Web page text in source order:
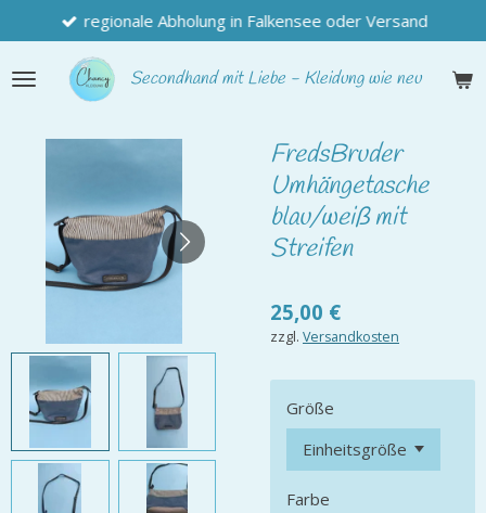
Hauptinhalt
springen
Secondhandmit Liebe - Kleidung wie neu
regionale Abholung in Falkensee oder Versand
FredsBruder
Umhängetasche
blau/weiß mit
Streifen
25,00 €
zzgl. Versandkosten
Größe
Farbe